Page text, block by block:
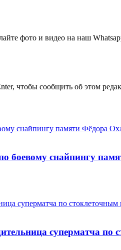
фото и видео на наш
, чтобы сообщить об этом
боевому снайпингу
суперматча